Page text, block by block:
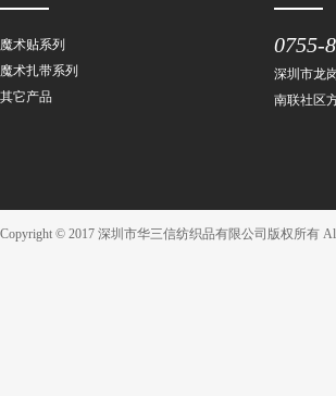
魔术贴系列
魔术扎带系列
其它产品
0755-
深圳市龙
南联社区
Copyright © 2017 深圳市华三信纺织品有限公司版权所有 All